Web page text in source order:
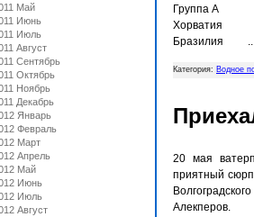
Май
Июнь
Июль
Август
Сентябрь
Октябрь
Ноябрь
Декабрь
Январь
Февраль
Март
Апрель
Май
Июнь
Июль
Август
Группа А
Бразилия
Категория: Водное
20 мая
приятный
Алекперов.